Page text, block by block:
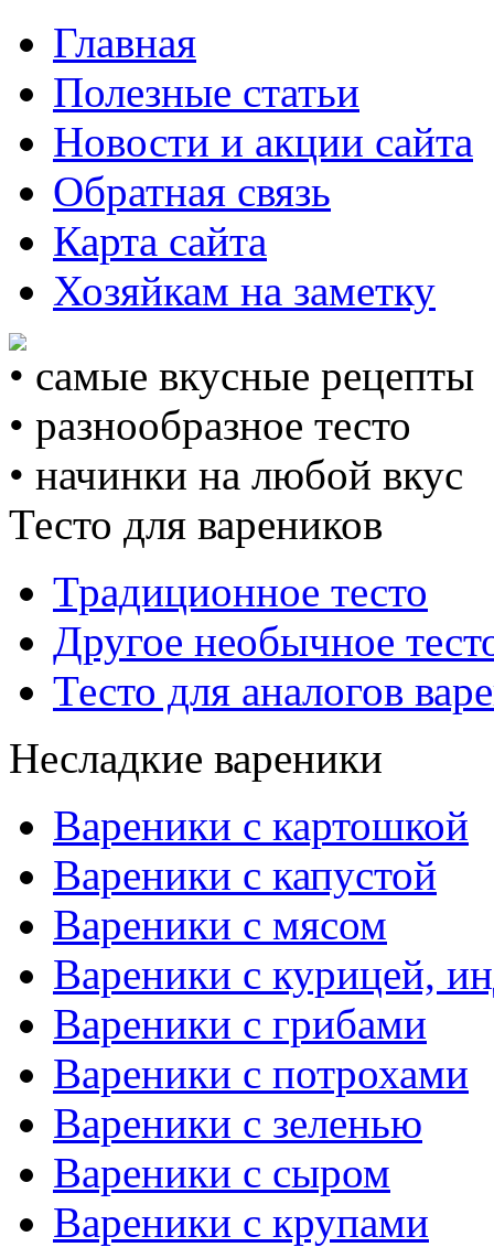
Главная
Полезные статьи
Новости и акции сайта
Обратная связь
Карта сайта
Хозяйкам на заметку
• самые вкусные рецепты
• разнообразное тесто
• начинки на любой вкус
Тесто для вареников
Традиционное тесто
Другое необычное
Тесто для аналогов
Несладкие вареники
Вареники с картошкой
Вареники с капустой
Вареники с мясом
Вареники с курицей,
Вареники с грибами
Вареники с потрохами
Вареники с зеленью
Вареники с сыром
Вареники с крупами